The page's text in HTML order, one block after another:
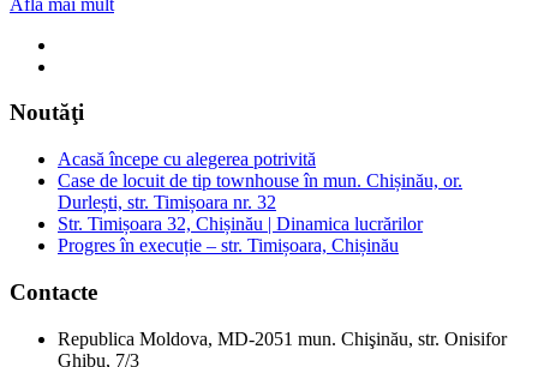
Noutăţi
Acasă începe cu alegerea potrivită
Case de locuit de tip townhouse în mun. Chișinău, or.
Durlești, str. Timișoara nr. 32
Str. Timișoara 32, Chișinău | Dinamica lucrărilor
Progres în execuție – str. Timișoara, Chișinău
Contacte
Republica Moldova, MD-2051 mun. Chişinău, str. Onisifor
Ghibu, 7/3